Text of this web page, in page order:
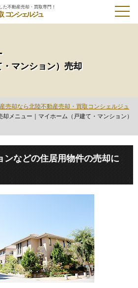
た不動産売却・買取専門！
コンシェルジュ
マンション）売却
売却なら北陸不動産売却・買取コンシェルジュ
却メニュー｜マイホーム（戸建て・マンション）
ンなどの住居用物件の売却に